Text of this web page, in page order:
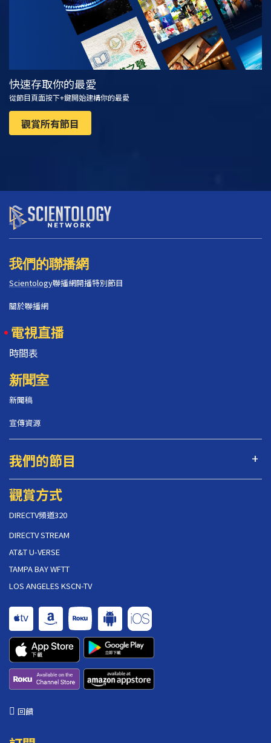
快速存取你的最愛
從節目頁面按下+鍵開始建構你的最愛
觀賞所有節目
我們的聯播網
Scientology聯播網開播特別節目
關於聯播網
電視直播
時間表
新聞室
新聞稿
宣傳資源
我們的節目
觀賞方式
DIRECTV頻道320
DIRECTV STREAM
AT&T U-VERSE
TAMPA BAY WFTT
LOS ANGELES KSCN-TV
回饋